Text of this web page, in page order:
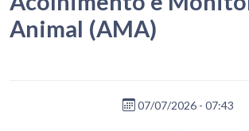
Animal (AMA)
07/07/2026 - 07:43